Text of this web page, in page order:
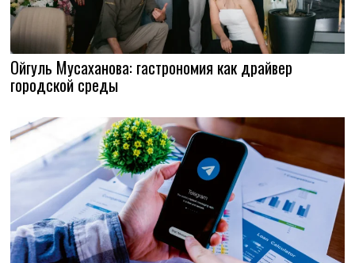
Ойгуль Мусаханова: гастрономия как драйвер
городской среды